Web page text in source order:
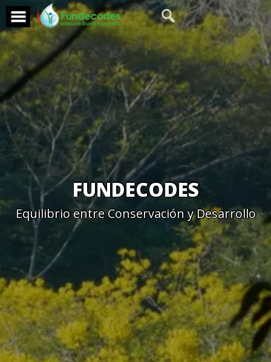
Skip
content
FUNDECODES
Equilibrio entre Conservación y Desarrollo